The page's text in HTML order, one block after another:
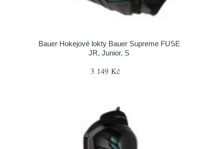
Bauer Hokejové lokty Bauer Supreme FUSE
JR, Junior, S
3 149 Kč